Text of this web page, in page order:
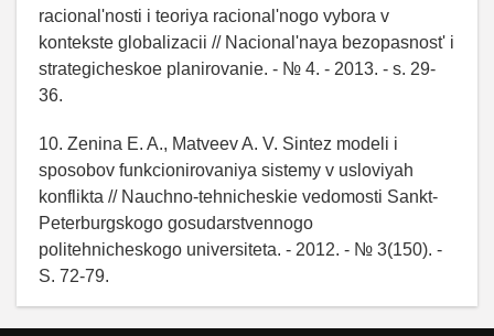
racional'nosti i teoriya racional'nogo vybora v
kontekste globalizacii // Nacional'naya bezopasnost' i
strategicheskoe planirovanie. - № 4. - 2013. - s. 29-
36.
10. Zenina E. A., Matveev A. V. Sintez modeli i
sposobov funkcionirovaniya sistemy v usloviyah
konflikta // Nauchno-tehnicheskie vedomosti Sankt-
Peterburgskogo gosudarstvennogo
politehnicheskogo universiteta. - 2012. - № 3(150). -
S. 72-79.